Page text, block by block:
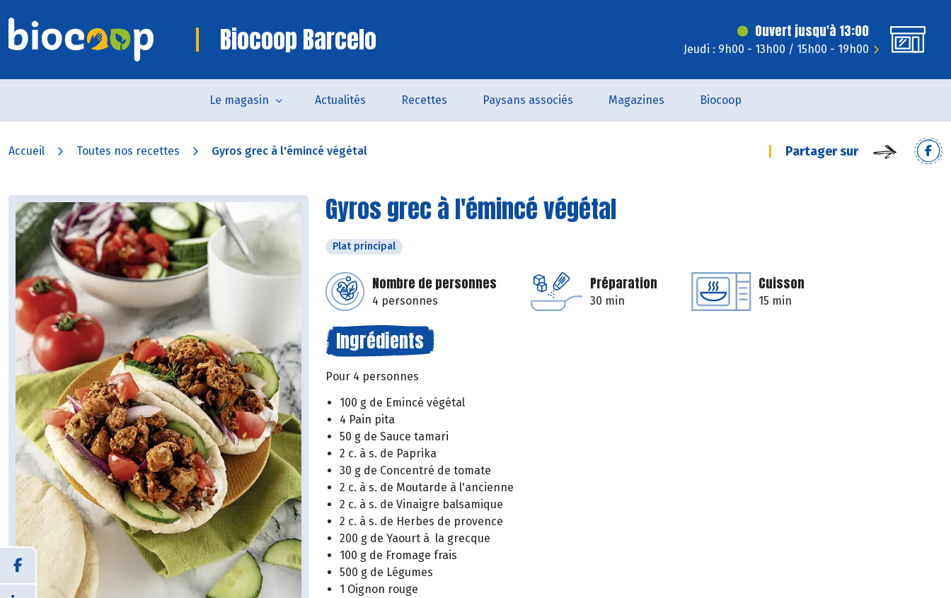
Biocoop Barcelo Ouvert jusqu'à 13:00
Jeudi : 9h00 - 13h00 / 15h00 - 19h00
Le magasin Actualités Recettes Paysans associés Magazines Biocoop
Accueil Toutes nos recettes Gyros grec à l'émincé végétal Partager sur
Gyros grec à l'émincé végétal
Plat principal
Nombre de personnes
4 personnes
Préparation
30 min
Cuisson
15 min
Ingrédients
Pour 4 personnes
100 g de Emincé végétal
4 Pain pita
50 g de Sauce tamari
2 c. à s. de Paprika
30 g de Concentré de tomate
2 c. à s. de Moutarde à l'ancienne
2 c. à s. de Vinaigre balsamique
2 c. à s. de Herbes de provence
200 g de Yaourt à la grecque
100 g de Fromage frais
500 g de Légumes
1 Oignon rouge